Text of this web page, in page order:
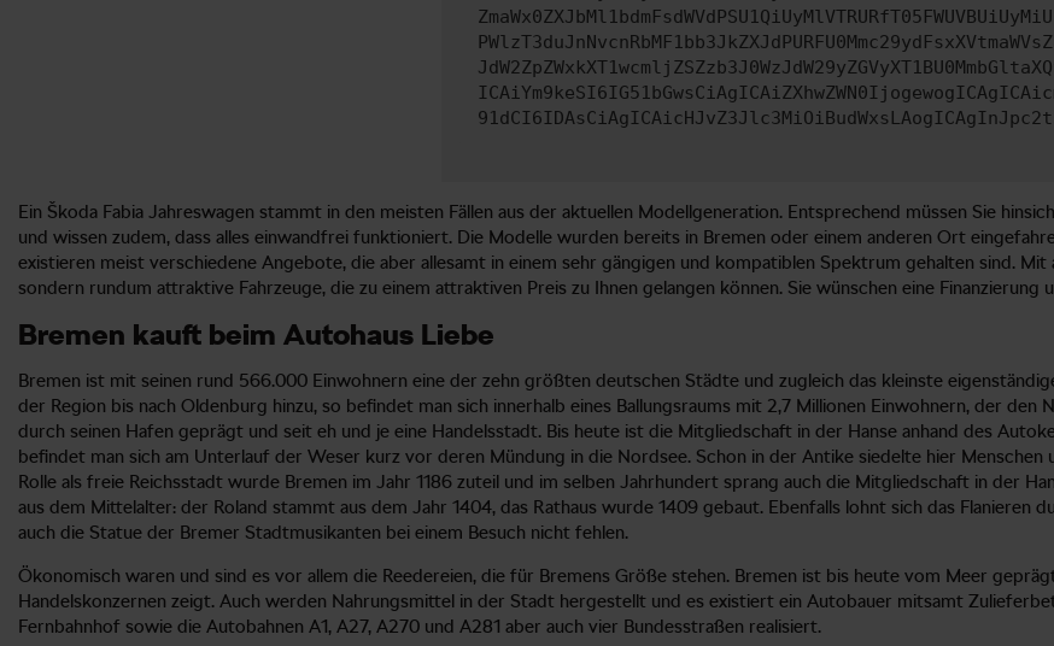
Ein Škoda Fabia Jahreswagen stammt in den meisten Fällen aus der aktuellen Modellgeneration. Entsprechend müssen Sie
und wissen zudem, dass alles einwandfrei funktioniert. Die Modelle wurden bereits in Bremen oder einem anderen Ort
existieren meist verschiedene Angebote, die aber allesamt in einem sehr gängigen und kompatiblen Spektrum gehalten sind.
sondern rundum attraktive Fahrzeuge, die zu einem attraktiven Preis zu Ihnen gelangen können. Sie wünschen eine
Bremen kauft beim Autohaus Liebe
Bremen ist mit seinen rund 566.000 Einwohnern eine der zehn größten deutschen Städte und zugleich das kleinste
der Region bis nach Oldenburg hinzu, so befindet man sich innerhalb eines Ballungsraums mit 2,7 Millionen Einwohnern, der
durch seinen Hafen geprägt und seit eh und je eine Handelsstadt. Bis heute ist die Mitgliedschaft in der Hanse anhand des
befindet man sich am Unterlauf der Weser kurz vor deren Mündung in die Nordsee. Schon in der Antike siedelte hier
Rolle als freie Reichsstadt wurde Bremen im Jahr 1186 zuteil und im selben Jahrhundert sprang auch die Mitgliedschaft in der
aus dem Mittelalter: der Roland stammt aus dem Jahr 1404, das Rathaus wurde 1409 gebaut. Ebenfalls lohnt sich das
auch die Statue der Bremer Stadtmusikanten bei einem Besuch nicht fehlen.
Ökonomisch waren und sind es vor allem die Reedereien, die für Bremens Größe stehen. Bremen ist bis heute vom Meer
Handelskonzernen zeigt. Auch werden Nahrungsmittel in der Stadt hergestellt und es existiert ein Autobauer mitsamt
Fernbahnhof sowie die Autobahnen A1, A27, A270 und A281 aber auch vier Bundesstraßen realisiert.